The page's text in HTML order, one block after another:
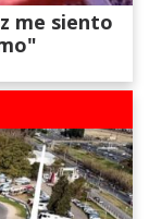
me siento